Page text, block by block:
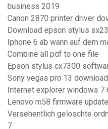
business 2019
Canon 2870 printer driver
Download epson stylus
Iphone 6 ab wann auf dem
Combine all pdf to one file
Epson stylus cx7300
Sony vegas pro 13
Internet explorer windows 7
Lenovo m58 firmware update
Versehentlich gelöschte
7